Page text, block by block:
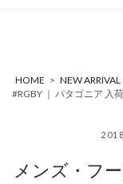
HOME > NEW ARRIVAL
#RGBY ｜ パタゴニア 入
メンズ・フ